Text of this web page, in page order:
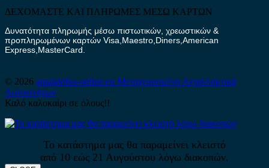
ΔΕΧΟΜΑΣΤΕ ΚΑΙ ΠΛΗΡΩΜΕΣ ΜΕΣΩ ΚΑΡΤΩΝ
Δυνατότητα πληρωμής μέσω πιστωτικών, χρεωστικών &
προπληρωμένων καρτών Visa,Maestro,Diners,American
Express,MasterCard.
© 2026 antalaktika-online.eu Μεταχειρισμένα Ανταλλακτικά
Αυτοκινήτων
Καλό καλοκαίρι σε όλους!!
Το κατάστημα μας θα παραμείνει κλειστό
από 10 εώς 21 Αυγούστου λόγω διακοπών.